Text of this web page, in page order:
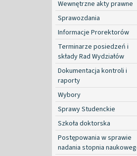
Wewnętrzne akty prawne
Sprawozdania
Informacje Prorektorów
Terminarze posiedzeń i
składy Rad Wydziałów
Dokumentacja kontroli i
raporty
Wybory
Sprawy Studenckie
Szkoła doktorska
Postępowania w sprawie
nadania stopnia